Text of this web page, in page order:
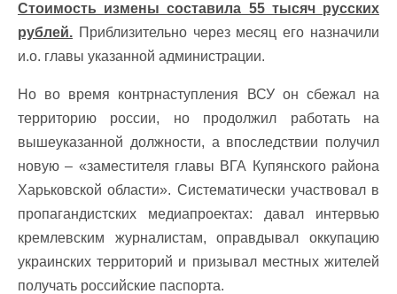
Стоимость измены составила 55 тысяч русских
рублей. Приблизительно через месяц его назначили
и.о. главы указанной администрации.
Но во время контрнаступления ВСУ он сбежал на
территорию россии, но продолжил работать на
вышеуказанной должности, а впоследствии получил
новую – «заместителя главы ВГА Купянского района
Харьковской области». Систематически участвовал в
пропагандистских медиапроектах: давал интервью
кремлевским журналистам, оправдывал оккупацию
украинских территорий и призывал местных жителей
получать российские паспорта.